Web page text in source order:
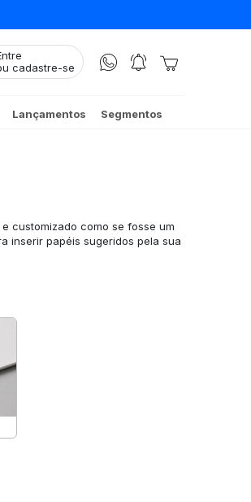
cadastre-se
Lançamentos Segmentos
customizado como se fosse um
inserir papéis sugeridos pela sua